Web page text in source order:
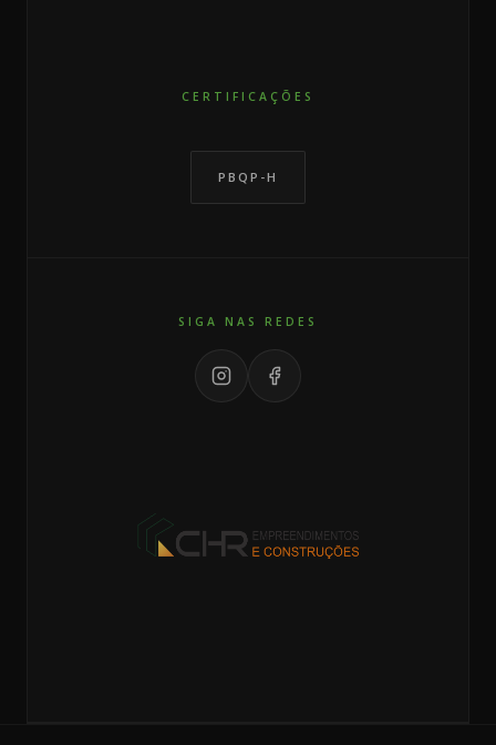
CERTIFICAÇÕES
PBQP-H
SIGA NAS REDES